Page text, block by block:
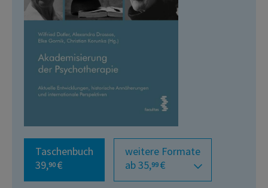
Taschenbuch
39,90 €
weitere Formate
ab 35,99 €